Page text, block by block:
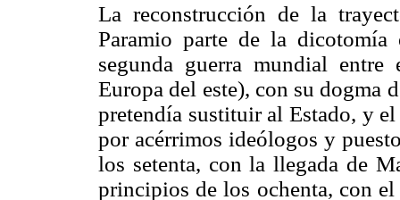
La reconstrucción de la
Paramio parte de la dicotomía
segunda guerra mundial
Europa del este), con su dogma
pretendía sustituir al Estado, y
por acérrimos ideólogos y
los setenta, con la llegada de
principios de los ochenta, con